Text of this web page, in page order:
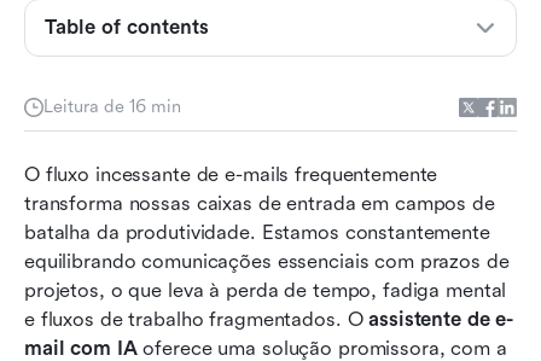
Leitura de 16 min
O fluxo incessante de e-mails frequentemente
transforma nossas caixas de entrada em campos de
batalha da produtividade. Estamos constantemente
equilibrando comunicações essenciais com prazos de
projetos, o que leva à perda de tempo, fadiga mental
e fluxos de trabalho fragmentados. O assistente de e-
mail com IA oferece uma solução promissora, com a
Table of contents
O custo oculto de ferramentas fragmentadas:
esmagadora
de e-mail com IA
Top 10 Ferramentas: Encontrando o Seu Melhor
Assistente de E-mail com IA
Nosso veredito final: a unificação é o truque
definitivo para produtividade